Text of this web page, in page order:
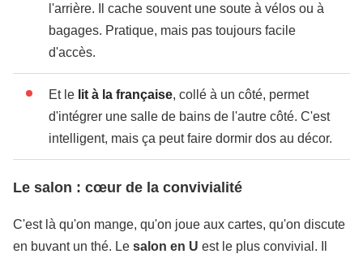
l'arrière. Il cache souvent une soute à vélos ou à
bagages. Pratique, mais pas toujours facile
d'accès.
Et le lit à la française, collé à un côté, permet
d'intégrer une salle de bains de l'autre côté. C'est
intelligent, mais ça peut faire dormir dos au décor.
Le salon : cœur de la convivialité
C'est là qu'on mange, qu'on joue aux cartes, qu'on discute
en buvant un thé. Le salon en U est le plus convivial. Il